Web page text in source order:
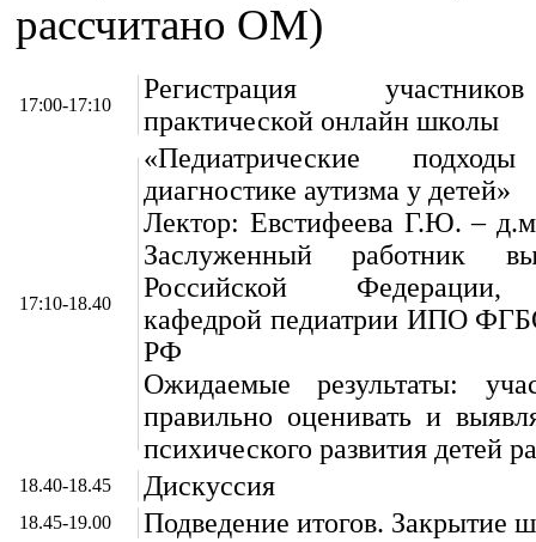
рассчитано ОМ)
17:00-17:10
Регистрация
практической онлайн школы
17:10-18.40
«Педиатрические
диагностике аутизма у детей»
Лектор: Евстифеева Г.Ю. –
Заслуженный работник
Российской Федерации,
кафедрой педиатрии ИПО
РФ
Ожидаемые результаты:
правильно оценивать и
психического развития детей
18.40-18.45 Дискуссия
18.45-19.00 Подведение итогов. Закрытие